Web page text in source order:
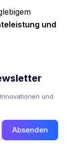
und
und
Absenden